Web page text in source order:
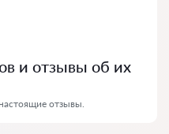
и отзывы об их
отзывы.